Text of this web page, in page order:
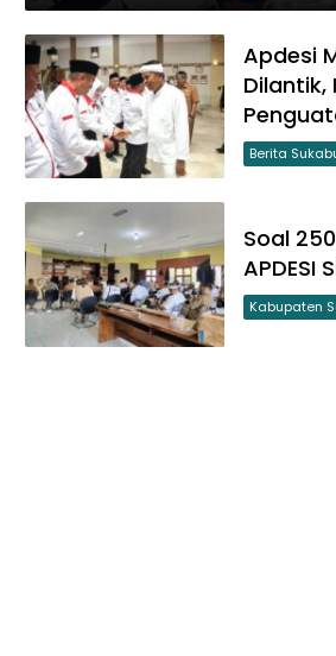
Apdesi
Dilantik,
Berita
Soal
APDESI
Kabupaten